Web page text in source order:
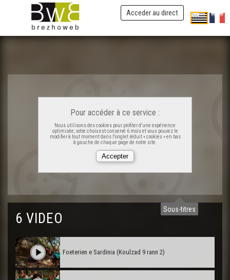
Acceder au direct
Sous-titres
Pour accéder à ce service :
Nous utilisons des cookies pour profiter d'une expérience
optimisée, votre choix est conservé 6 mois et vous pouvez le
modifier à tout moment dans l'onglet réduit « cookies » en bas
à gauche de chaque page de notre site.
6 VIDEO
Foeterien e Sardinia (Koulzad 9 rann 2)